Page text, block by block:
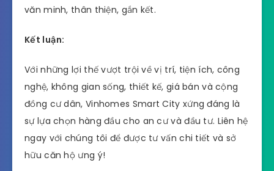
văn minh, thân thiện, gắn kết.
Kết luận:
Với những lợi thế vượt trội về vị trí, tiện ích, công
nghệ, không gian sống, thiết kế, giá bán và cộng
đồng cư dân, Vinhomes Smart City xứng đáng là
sự lựa chọn hàng đầu cho an cư và đầu tư. Liên hệ
ngay với chúng tôi để được tư vấn chi tiết và sở
hữu căn hộ ưng ý!